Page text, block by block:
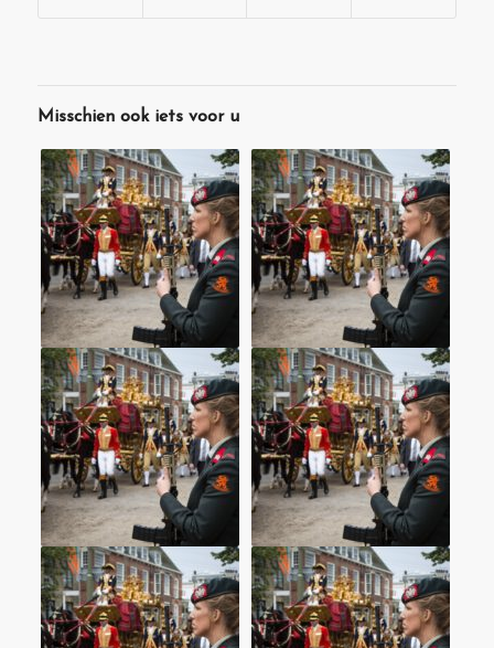
Misschien ook iets voor u